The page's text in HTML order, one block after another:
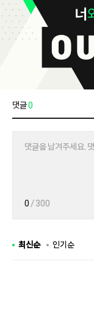
댓글0
0 / 300
최신순 인기순